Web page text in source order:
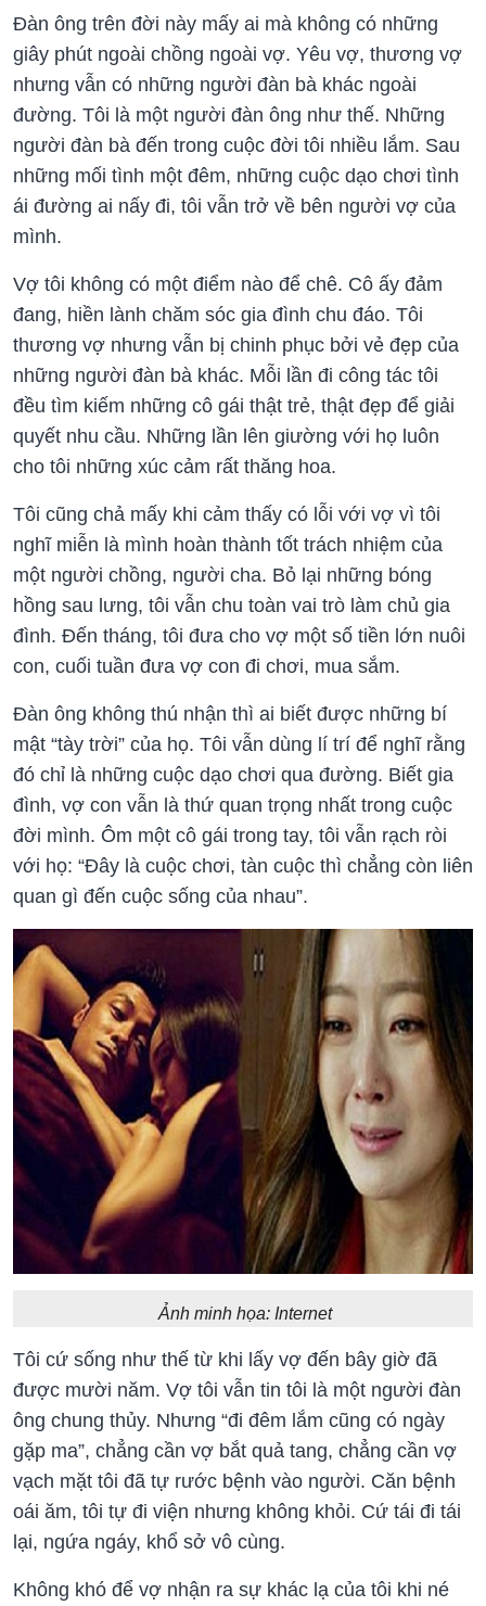
Đàn ông trên đời này mấy ai mà không có những
giây phút ngoài chồng ngoài vợ. Yêu vợ, thương vợ
nhưng vẫn có những người đàn bà khác ngoài
đường. Tôi là một người đàn ông như thế. Những
người đàn bà đến trong cuộc đời tôi nhiều lắm. Sau
những mối tình một đêm, những cuộc dạo chơi tình
ái đường ai nấy đi, tôi vẫn trở về bên người vợ của
mình.
Vợ tôi không có một điểm nào để chê. Cô ấy đảm
đang, hiền lành chăm sóc gia đình chu đáo. Tôi
thương vợ nhưng vẫn bị chinh phục bởi vẻ đẹp của
những người đàn bà khác. Mỗi lần đi công tác tôi
đều tìm kiếm những cô gái thật trẻ, thật đẹp để giải
quyết nhu cầu. Những lần lên giường với họ luôn
cho tôi những xúc cảm rất thăng hoa.
Tôi cũng chả mấy khi cảm thấy có lỗi với vợ vì tôi
nghĩ miễn là mình hoàn thành tốt trách nhiệm của
một người chồng, người cha. Bỏ lại những bóng
hồng sau lưng, tôi vẫn chu toàn vai trò làm chủ gia
đình. Đến tháng, tôi đưa cho vợ một số tiền lớn nuôi
con, cuối tuần đưa vợ con đi chơi, mua sắm.
Đàn ông không thú nhận thì ai biết được những bí
mật “tày trời” của họ. Tôi vẫn dùng lí trí để nghĩ rằng
đó chỉ là những cuộc dạo chơi qua đường. Biết gia
đình, vợ con vẫn là thứ quan trọng nhất trong cuộc
đời mình. Ôm một cô gái trong tay, tôi vẫn rạch ròi
với họ: “Đây là cuộc chơi, tàn cuộc thì chẳng còn liên
quan gì đến cuộc sống của nhau”.
Ảnh minh họa: Internet
Tôi cứ sống như thế từ khi lấy vợ đến bây giờ đã
được mười năm. Vợ tôi vẫn tin tôi là một người đàn
ông chung thủy. Nhưng “đi đêm lắm cũng có ngày
gặp ma”, chẳng cần vợ bắt quả tang, chẳng cần vợ
vạch mặt tôi đã tự rước bệnh vào người. Căn bệnh
oái ăm, tôi tự đi viện nhưng không khỏi. Cứ tái đi tái
lại, ngứa ngáy, khổ sở vô cùng.
Không khó để vợ nhận ra sự khác lạ của tôi khi né